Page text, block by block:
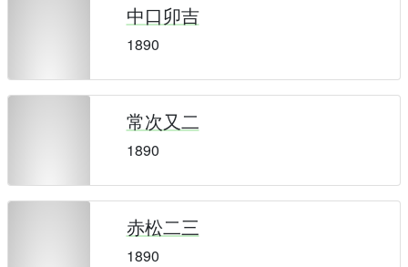
中口卯吉
1890
常次又二
1890
赤松二三
1890